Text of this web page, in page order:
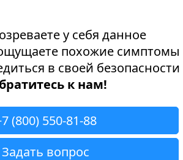
у себя данное
похожие симптомы
в своей безопасности
к нам!
(800) 550-81-88
Задать вопрос